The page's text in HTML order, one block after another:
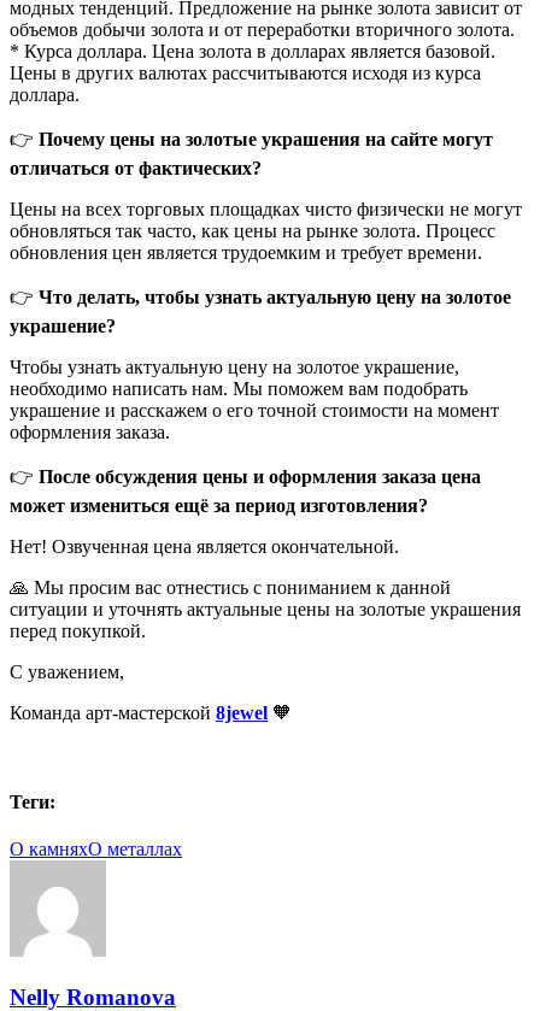
модных тенденций. Предложение на рынке золота зависит от
объемов добычи золота и от переработки вторичного золота.
* Курса доллара. Цена золота в долларах является базовой.
Цены в других валютах рассчитываются исходя из курса
доллара.
👉 Почему цены на золотые украшения на сайте могут
отличаться от фактических?
Цены на всех торговых площадках чисто физически не могут
обновляться так часто, как цены на рынке золота. Процесс
обновления цен является трудоемким и требует времени.
👉 Что делать, чтобы узнать актуальную цену на золотое
украшение?
Чтобы узнать актуальную цену на золотое украшение,
необходимо написать нам. Мы поможем вам подобрать
украшение и расскажем о его точной стоимости на момент
оформления заказа.
👉 После обсуждения цены и оформления заказа цена
может измениться ещё за период изготовления?
Нет! Озвученная цена является окончательной.
🙏 Мы просим вас отнестись с пониманием к данной
ситуации и уточнять актуальные цены на золотые украшения
перед покупкой.
С уважением,
Команда арт-мастерской 8jewel 🧡
Теги:
О камняхО металлах
Nelly Romanova